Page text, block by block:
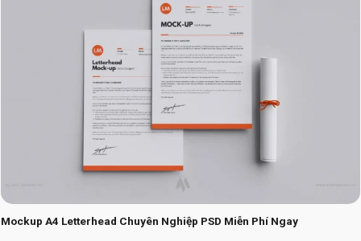
Mockup A4 Letterhead Chuyên Nghiệp PSD Miễn Phí Ngay